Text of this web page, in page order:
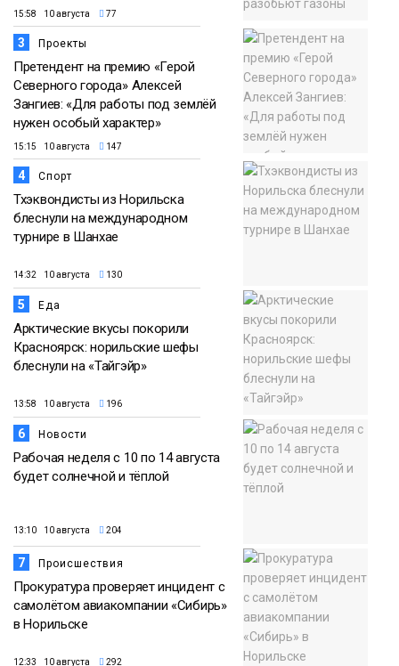
15:58 10 августа 77
3 Проекты
Претендент на премию «Герой
Северного города» Алексей
Зангиев: «Для работы под землёй
нужен особый характер»
15:15 10 августа 147
4 Спорт
Тхэквондисты из Норильска
блеснули на международном
турнире в Шанхае
14:32 10 августа 130
5 Еда
Арктические вкусы покорили
Красноярск: норильские шефы
блеснули на «Тайгэйр»
13:58 10 августа 196
6 Новости
Рабочая неделя с 10 по 14 августа
будет солнечной и тёплой
13:10 10 августа 204
7 Происшествия
Прокуратура проверяет инцидент с
самолётом авиакомпании «Сибирь»
в Норильске
12:33 10 августа 292